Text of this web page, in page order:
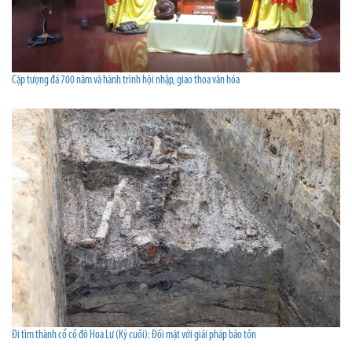
Cặp tượng đá 700 năm và hành trình hội nhập, giao thoa văn hóa
Đi tìm thành cổ cố đô Hoa Lư (Kỳ cuối): Đối mặt với giải pháp bảo tồn